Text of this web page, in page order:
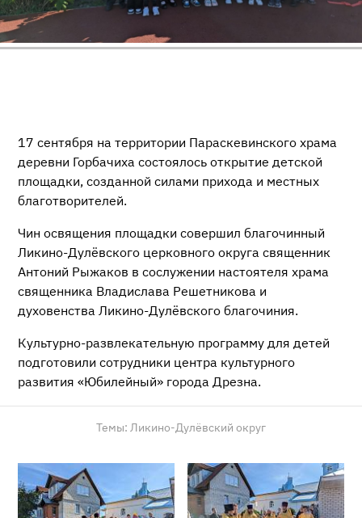
17 сентября на территории Параскевинского храма
деревни Горбачиха состоялось открытие детской
площадки, созданной силами прихода и местных
благотворителей.
Чин освящения площадки совершил благочинный
Ликино-Дулёвского церковного округа священник
Антоний Рыжаков в сослужении настоятеля храма
священника Владислава Решетникова и
духовенства Ликино-Дулёвского благочиния.
Культурно-развлекательную программу для детей
подготовили сотрудники центра культурного
развития «Юбилейный» города Дрезна.
Темы: Ликино-Дулёвский округ